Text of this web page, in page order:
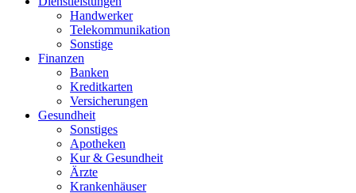
Handwerker
Telekommunikation
Sonstige
Finanzen
Banken
Kreditkarten
Versicherungen
Gesundheit
Sonstiges
Apotheken
Kur & Gesundheit
Ärzte
Krankenhäuser